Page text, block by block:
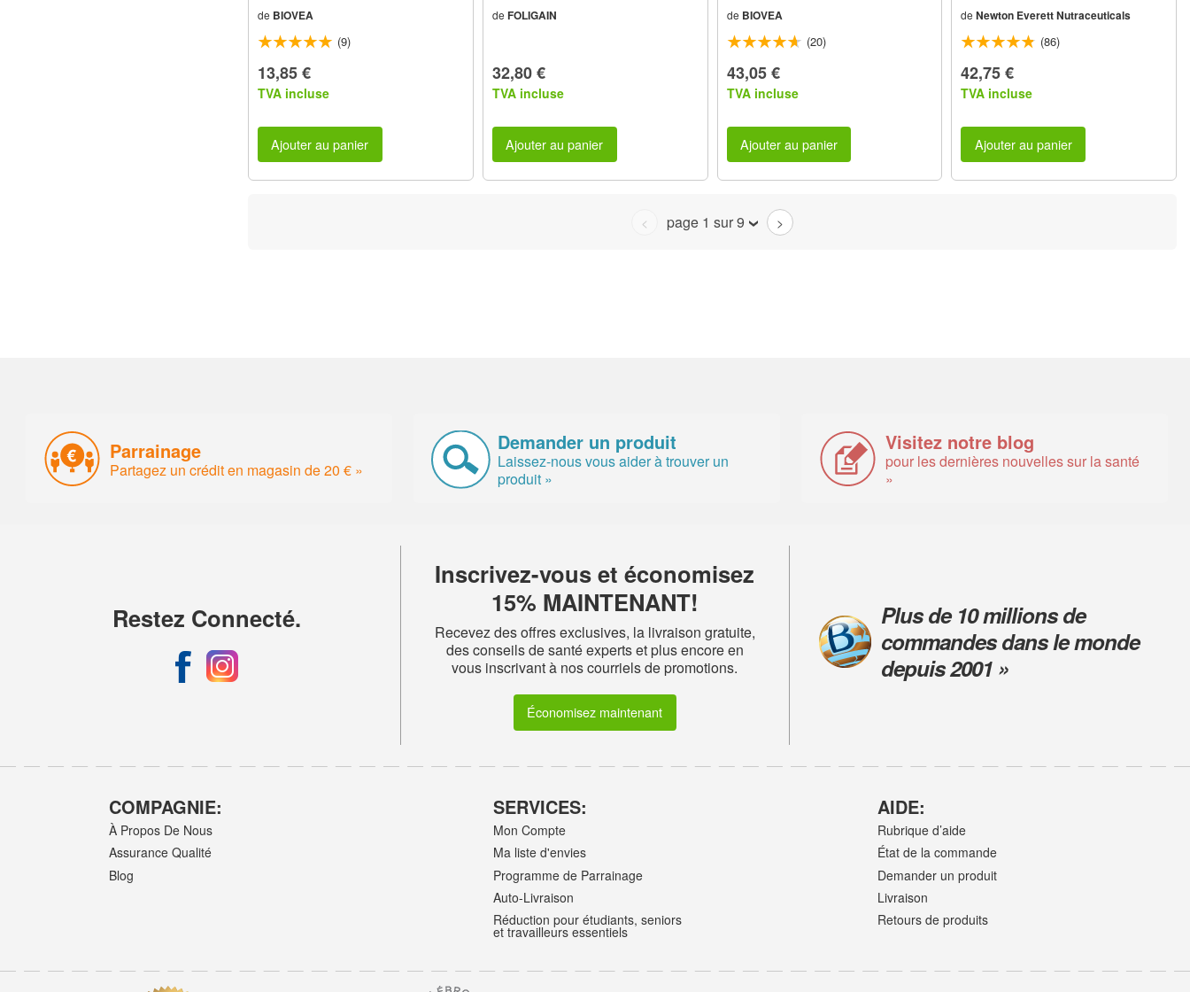
de BIOVEA
(9)
13,85 €
TVA incluse
Ajouter au panier
de FOLIGAIN
32,80 €
TVA incluse
Ajouter au panier
de BIOVEA
(20)
43,05 €
TVA incluse
Ajouter au panier
de Newton Everett Nutraceuticals
(86)
42,75 €
TVA incluse
Ajouter au panier
< page 1 sur 9 >
Parrainage
Partagez un crédit en magasin de 20 € »
Demander un produit
Laissez-nous vous aider à trouver un
produit »
Visitez notre blog
pour les dernières nouvelles sur la santé
»
Restez Connecté.
Inscrivez-vous et économisez
15% MAINTENANT!
Recevez des offres exclusives, la livraison gratuite,
des conseils de santé experts et plus encore en
vous inscrivant à nos courriels de promotions.
Économisez maintenant
Plus de 10 millions de
commandes dans le monde
depuis 2001 »
COMPAGNIE:
À Propos De Nous
Assurance Qualité
Blog
SERVICES:
Mon Compte
Ma liste d'envies
Programme de Parrainage
Auto-Livraison
Réduction pour étudiants, seniors
et travailleurs essentiels
AIDE:
Rubrique d’aide
État de la commande
Demander un produit
Livraison
Retours de produits